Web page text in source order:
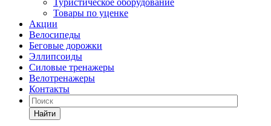
Туристическое оборудование
Товары по уценке
Акции
Велосипеды
Беговые дорожки
Эллипсоиды
Силовые тренажеры
Велотренажеры
Контакты
Найти